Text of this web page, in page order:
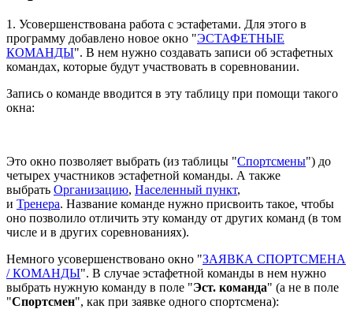
1. Усовершенствована работа с эстафетами. Для этого в
программу добавлено новое окно "ЭСТАФЕТНЫЕ
КОМАНДЫ". В нем нужно создавать записи об эстафетных
командах, которые будут участвовать в соревновании.
Запись о команде вводится в эту таблицу при помощи такого
окна:
Это окно позволяет выбрать (из таблицы "Спортсмены") до
четырех участников эстафетной команды. А также
выбрать Организацию, Населенный пункт,
и Тренера. Название команде нужно присвоить такое, чтобы
оно позволило отличить эту команду от других команд (в том
числе и в других соревнованиях).
Немного усовершенствовано окно "ЗАЯВКА СПОРТСМЕНА
/ КОМАНДЫ". В случае эстафетной команды в нем нужно
выбрать нужную команду в поле "Эст. команда" (а не в поле
"Спортсмен", как при заявке одного спортсмена):